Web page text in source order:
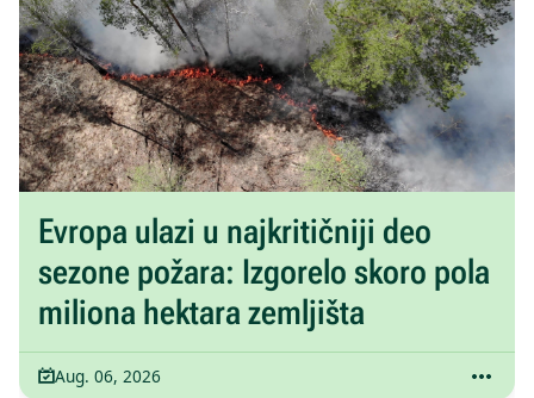
Evropa ulazi u najkritičniji deo
sezone požara: Izgorelo skoro pola
miliona hektara zemljišta
Aug. 06, 2026